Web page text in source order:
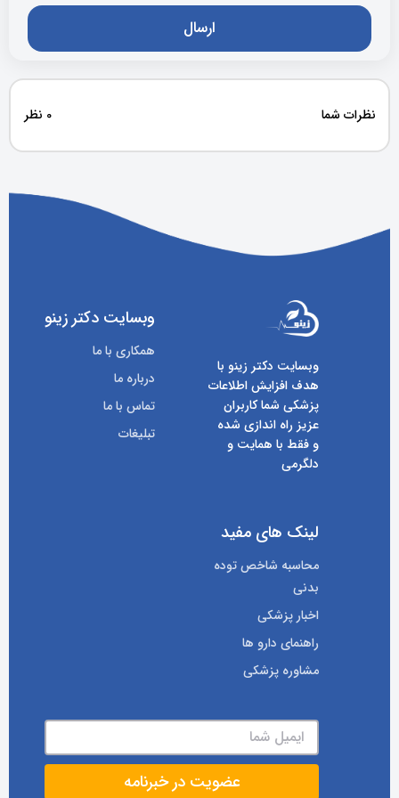
نظرات شما 0 نظر
وبسایت دکتر زینو با
هدف افزایش اطلاعات
پزشکی شما کاربران
عزیز راه اندازی شده
و فقط با همایت و
دلگرمی
وبسایت دکتر زینو
همکاری با ما
درباره ما
تماس با ما
تبلیغات
لینک های مفید
محاسبه شاخص توده
بدنی
اخبار پزشکی
راهنمای دارو ها
مشاوره پزشکی